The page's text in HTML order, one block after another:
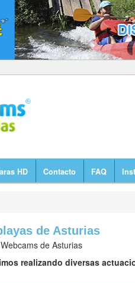
HD Contacto FAQ
de Asturias
de Asturias
realizando diversas